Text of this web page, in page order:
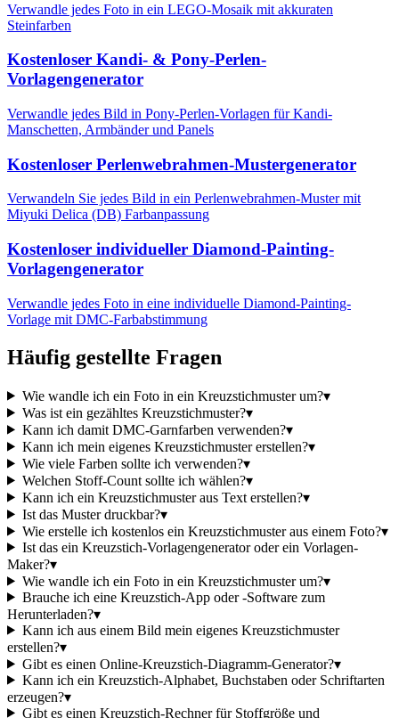
Verwandle jedes Foto in ein LEGO-Mosaik mit akkuraten
Steinfarben
Kostenloser Kandi- & Pony-Perlen-
Vorlagengenerator
Verwandle jedes Bild in Pony-Perlen-Vorlagen für Kandi-
Manschetten, Armbänder und Panels
Kostenloser Perlenwebrahmen-Mustergenerator
Verwandeln Sie jedes Bild in ein Perlenwebrahmen-Muster mit
Miyuki Delica (DB) Farbanpassung
Kostenloser individueller Diamond-Painting-
Vorlagengenerator
Verwandle jedes Foto in eine individuelle Diamond-Painting-
Vorlage mit DMC-Farbabstimmung
Häufig gestellte Fragen
Wie wandle ich ein Foto in ein Kreuzstichmuster um?▾
Was ist ein gezähltes Kreuzstichmuster?▾
Kann ich damit DMC-Garnfarben verwenden?▾
Kann ich mein eigenes Kreuzstichmuster erstellen?▾
Wie viele Farben sollte ich verwenden?▾
Welchen Stoff-Count sollte ich wählen?▾
Kann ich ein Kreuzstichmuster aus Text erstellen?▾
Ist das Muster druckbar?▾
Wie erstelle ich kostenlos ein Kreuzstichmuster aus einem Foto?▾
Ist das ein Kreuzstich-Vorlagengenerator oder ein Vorlagen-
Maker?▾
Wie wandle ich ein Foto in ein Kreuzstichmuster um?▾
Brauche ich eine Kreuzstich-App oder -Software zum
Herunterladen?▾
Kann ich aus einem Bild mein eigenes Kreuzstichmuster
erstellen?▾
Gibt es einen Online-Kreuzstich-Diagramm-Generator?▾
Kann ich ein Kreuzstich-Alphabet, Buchstaben oder Schriftarten
erzeugen?▾
Gibt es einen Kreuzstich-Rechner für Stoffgröße und